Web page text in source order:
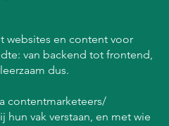
websites en content voor
van backend tot frontend,
dus.
contentmarketeers/
hun vak verstaan, en met wie